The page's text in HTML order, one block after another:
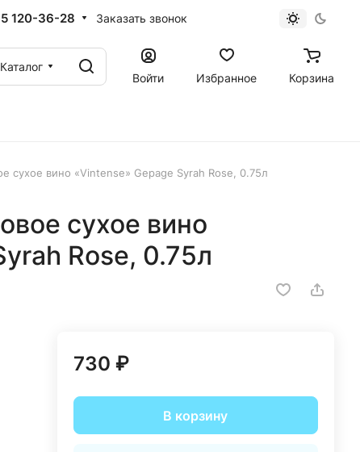
120-36-28 Заказать звонок
Каталог
Войти
Избранное Корзина
сухое вино «Vintense» Gepage Syrah Rose, 0.75л
сухое вино
Rose, 0.75л
730 ₽
В корзину